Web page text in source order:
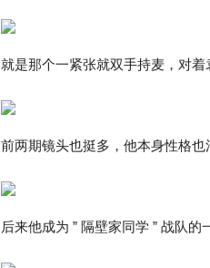
就是那个一紧张就双手持麦，对
前两期镜头也挺多，他本身性格也
后来他成为 ” 隔壁家同学 ” 战队的